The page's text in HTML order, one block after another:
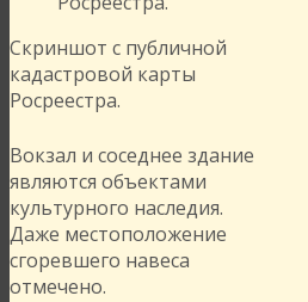
Скриншот с публичной
кадастровой карты
Росреестра.
Вокзал и соседнее здание
являются объектами
культурного наследия.
Даже местоположение
сгоревшего навеса
отмечено.